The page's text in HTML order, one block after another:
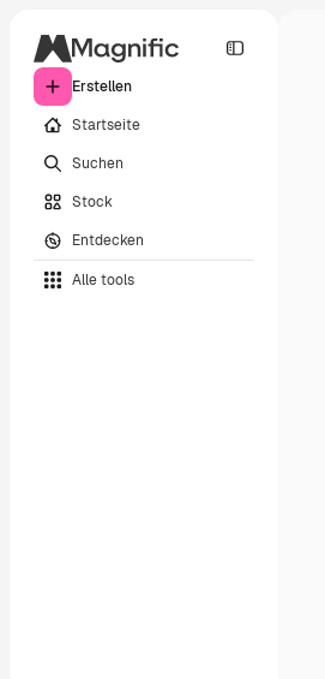
Erstellen
Startseite
Suchen
Stock
Entdecken
Alle tools